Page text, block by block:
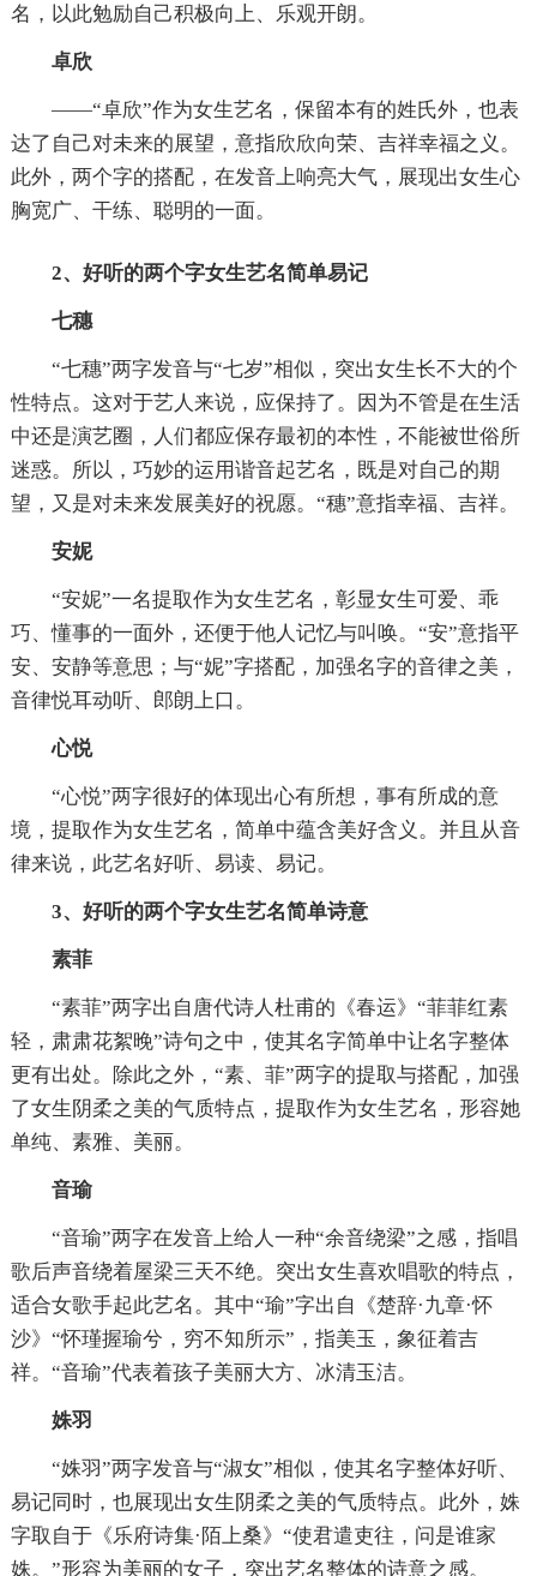
名，以此勉励自己积极向上、乐观开朗。
卓欣
——“卓欣”作为女生艺名，保留本有的姓氏外，也表
达了自己对未来的展望，意指欣欣向荣、吉祥幸福之义。
此外，两个字的搭配，在发音上响亮大气，展现出女生心
胸宽广、干练、聪明的一面。
2、好听的两个字女生艺名简单易记
七穗
“七穗”两字发音与“七岁”相似，突出女生长不大的个
性特点。这对于艺人来说，应保持了。因为不管是在生活
中还是演艺圈，人们都应保存最初的本性，不能被世俗所
迷惑。所以，巧妙的运用谐音起艺名，既是对自己的期
望，又是对未来发展美好的祝愿。“穗”意指幸福、吉祥。
安妮
“安妮”一名提取作为女生艺名，彰显女生可爱、乖
巧、懂事的一面外，还便于他人记忆与叫唤。“安”意指平
安、安静等意思；与“妮”字搭配，加强名字的音律之美，
音律悦耳动听、郎朗上口。
心悦
“心悦”两字很好的体现出心有所想，事有所成的意
境，提取作为女生艺名，简单中蕴含美好含义。并且从音
律来说，此艺名好听、易读、易记。
3、好听的两个字女生艺名简单诗意
素菲
“素菲”两字出自唐代诗人杜甫的《春运》“菲菲红素
轻，肃肃花絮晚”诗句之中，使其名字简单中让名字整体
更有出处。除此之外，“素、菲”两字的提取与搭配，加强
了女生阴柔之美的气质特点，提取作为女生艺名，形容她
单纯、素雅、美丽。
音瑜
“音瑜”两字在发音上给人一种“余音绕梁”之感，指唱
歌后声音绕着屋梁三天不绝。突出女生喜欢唱歌的特点，
适合女歌手起此艺名。其中“瑜”字出自《楚辞·九章·怀
沙》“怀瑾握瑜兮，穷不知所示”，指美玉，象征着吉
祥。“音瑜”代表着孩子美丽大方、冰清玉洁。
姝羽
“姝羽”两字发音与“淑女”相似，使其名字整体好听、
易记同时，也展现出女生阴柔之美的气质特点。此外，姝
字取自于《乐府诗集·陌上桑》“使君遣吏往，问是谁家
姝。”形容为美丽的女子，突出艺名整体的诗意之感。